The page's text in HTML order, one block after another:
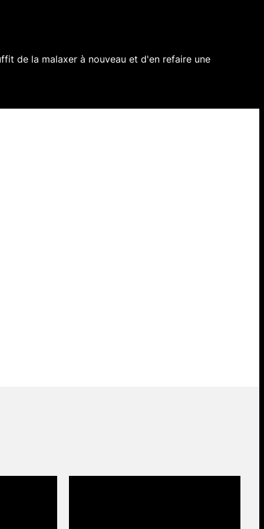
de la malaxer à nouveau et d'en refaire une